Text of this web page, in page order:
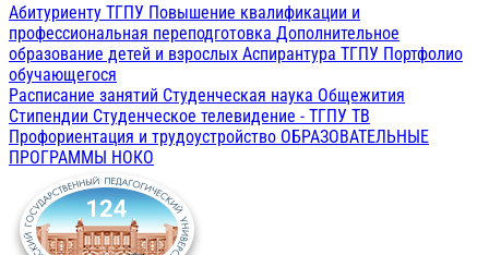
Абитуриенту ТГПУ Повышение квалификации и
профессиональная переподготовка Дополнительное
образование детей и взрослых Аспирантура ТГПУ Портфолио
обучающегося
Расписание занятий Студенческая наука Общежития
Стипендии Студенческое телевидение - ТГПУ ТВ
Профориентация и трудоустройство ОБРАЗОВАТЕЛЬНЫЕ
ПРОГРАММЫ НОКО